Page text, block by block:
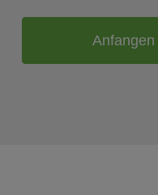
Anfangen